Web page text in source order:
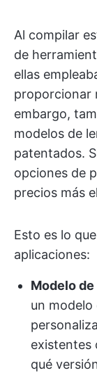
Al compilar
de
ellas
proporcionar
embargo,
modelos de
patentados.
opciones de
precios más
Esto es lo
aplicaciones:
Modelo
un modelo
existentes
qué